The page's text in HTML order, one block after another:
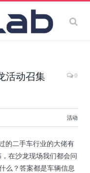
活动召集
0
活动
的二手车行业的大佬有
在沙龙现场我们都会问
么？答案都是车辆信息